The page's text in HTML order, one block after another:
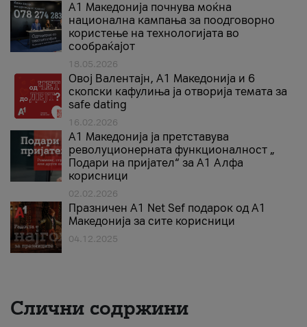
A1 Македонија почнува моќна
национална кампања за поодговорно
користење на технологијата во
сообраќајот
18.05.2026
Овој Валентајн, A1 Македонија и 6
скопски кафулиња ја отворија темата за
safe dating
16.02.2026
А1 Македонија ја претставува
револуционерната функционалност „
Подари на пријател“ за А1 Алфа
корисници
02.02.2026
Празничен A1 Net Sеf подарок од А1
Македонија за сите корисници
04.12.2025
Слични содржини